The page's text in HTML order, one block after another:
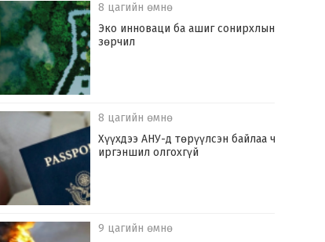
8 цагийн өмнө
Эко инноваци ба ашиг сонирхлын
зөрчил
8 цагийн өмнө
Хүүхдээ АНУ-д төрүүлсэн байлаа ч
иргэншил олгохгүй
9 цагийн өмнө